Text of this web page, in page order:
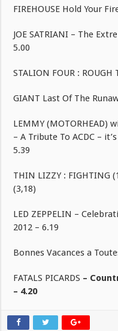
FIREHOUSE Hold Your
JOE SATRIANI – The
5.00
STALION FOUR :
GIANT Last Of The
LEMMY (MOTORHEAD)
– A Tribute To ACDC –
5.39
THIN LIZZY : FIGHTING
(3,18)
LED ZEPPELIN –
2012 – 6.19
Bonnes Vacances a
FATALS PICARDS –
– 4.20